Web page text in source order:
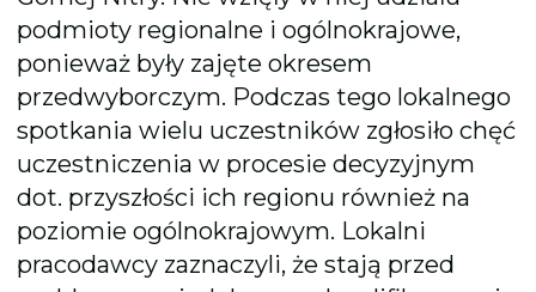
podmioty regionalne i ogólnokrajowe,
ponieważ były zajęte okresem
przedwyborczym. Podczas tego lokalnego
spotkania wielu uczestników zgłosiło chęć
uczestniczenia w procesie decyzyjnym
dot. przyszłości ich regionu również na
poziomie ogólnokrajowym. Lokalni
pracodawcy zaznaczyli, że stają przed